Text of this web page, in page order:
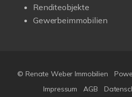
Renditeobjekte
Gewerbeimmobilien
© Renate Weber Immobilien
Impressum
AGB